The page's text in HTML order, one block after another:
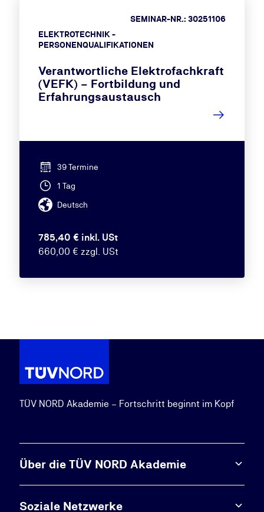
ELEKTROTECHNIK -
PERSONENQUALIFIKATIONEN
SEMINAR-NR.: 30251106
Verantwortliche Elektrofachkraft
(VEFK) – Fortbildung und
Erfahrungsaustausch
39 Termine
1 Tag
Deutsch
785,40 € inkl. USt
660,00 € zzgl. USt
TÜV NORD Akademie – Fortschritt beginnt im Kopf
Über die TÜV NORD Akademie
Soziale Netzwerke